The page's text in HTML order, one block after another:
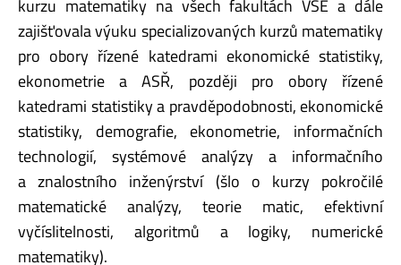
kurzu matematiky na všech fakultách VŠE a dále
zajišťovala výuku specializovaných kurzů matematiky
pro obory řízené katedrami ekonomické statistiky,
ekonometrie a ASŘ, později pro obory řízené
katedrami statistiky a pravděpodobnosti, ekonomické
statistiky, demografie, ekonometrie, informačních
technologií, systémové analýzy a informačního
a znalostního inženýrství (šlo o kurzy pokročilé
matematické analýzy, teorie matic, efektivní
vyčíslitelnosti, algoritmů a logiky, numerické
matematiky).